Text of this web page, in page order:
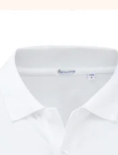
uns mit 4,8 bei Google